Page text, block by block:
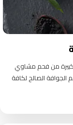
كبيرة من فحم مشاوي
الصالح لكافة